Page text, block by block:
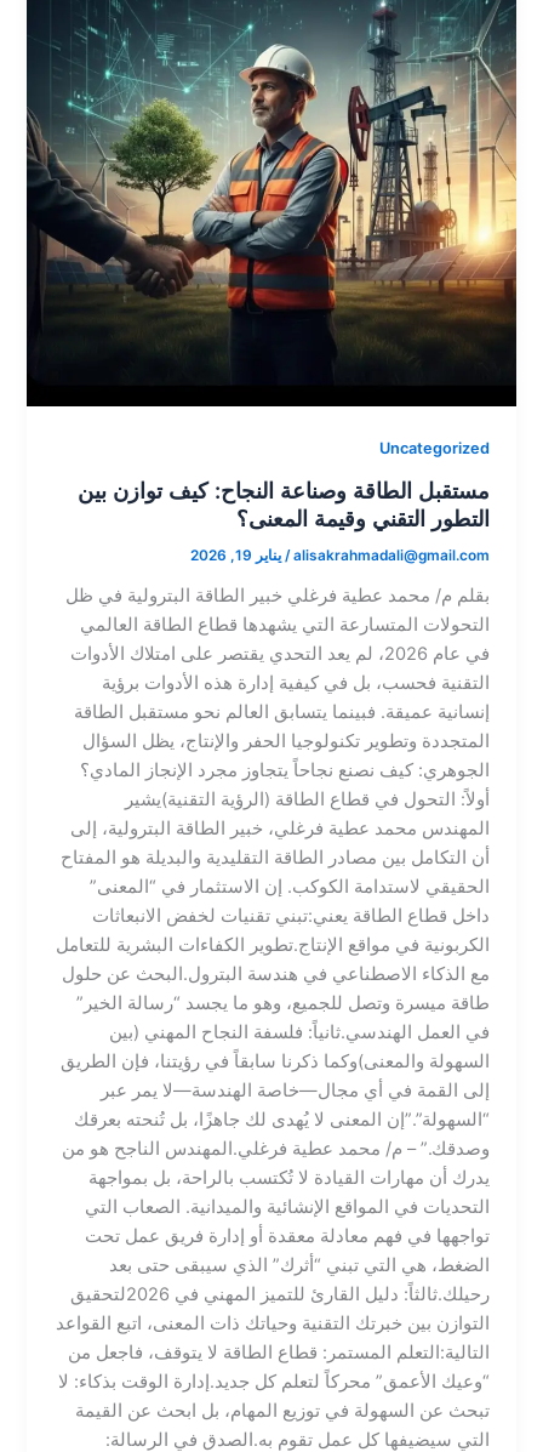
k
er
y
Uncategorized
​مستقبل الطاقة وصناعة النجاح: كيف توازن بين
التطور التقني وقيمة المعنى؟
alisakrahmadali@gmail.com
/يناير 19, 2026
​بقلم م/ محمد عطية فرغلي خبير الطاقة البترولية ​في ظل
التحولات المتسارعة التي يشهدها قطاع الطاقة العالمي
في عام 2026، لم يعد التحدي يقتصر على امتلاك الأدوات
التقنية فحسب، بل في كيفية إدارة هذه الأدوات برؤية
إنسانية عميقة. فبينما يتسابق العالم نحو مستقبل الطاقة
المتجددة وتطوير تكنولوجيا الحفر والإنتاج، يظل السؤال
الجوهري: كيف نصنع نجاحاً يتجاوز مجرد الإنجاز المادي؟​
أولاً: التحول في قطاع الطاقة (الرؤية التقنية)​يشير
المهندس محمد عطية فرغلي، خبير الطاقة البترولية، إلى
أن التكامل بين مصادر الطاقة التقليدية والبديلة هو المفتاح
الحقيقي لاستدامة الكوكب. إن الاستثمار في “المعنى”
داخل قطاع الطاقة يعني:​تبني تقنيات لخفض الانبعاثات
الكربونية في مواقع الإنتاج.​تطوير الكفاءات البشرية للتعامل
مع الذكاء الاصطناعي في هندسة البترول.​البحث عن حلول
طاقة ميسرة وتصل للجميع، وهو ما يجسد “رسالة الخير”
في العمل الهندسي.​ثانياً: فلسفة النجاح المهني (بين
السهولة والمعنى)​وكما ذكرنا سابقاً في رؤيتنا، فإن الطريق
إلى القمة في أي مجال—خاصة الهندسة—لا يمر عبر
“السهولة”.​”إن المعنى لا يُهدى لك جاهزًا، بل تُنحته بعرقك
وصدقك.” – م/ محمد عطية فرغلي.​المهندس الناجح هو من
يدرك أن مهارات القيادة لا تُكتسب بالراحة، بل بمواجهة
التحديات في المواقع الإنشائية والميدانية. الصعاب التي
تواجهها في فهم معادلة معقدة أو إدارة فريق عمل تحت
الضغط، هي التي تبني “أثرك” الذي سيبقى حتى بعد
رحيلك.​ثالثاً: دليل القارئ للتميز المهني في 2026​لتحقيق
التوازن بين خبرتك التقنية وحياتك ذات المعنى، اتبع القواعد
التالية:​التعلم المستمر: قطاع الطاقة لا يتوقف، فاجعل من
“وعيك الأعمق” محركاً لتعلم كل جديد.​إدارة الوقت بذكاء: لا
تبحث عن السهولة في توزيع المهام، بل ابحث عن القيمة
التي سيضيفها كل عمل تقوم به.​الصدق في الرسالة: